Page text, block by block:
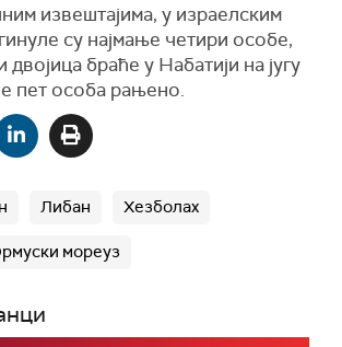
извештајима, у израелским
су најмање четири особе,
двојица браће у Набатији на југу
пет особа рањено.
Либан Хезболах
мореуз